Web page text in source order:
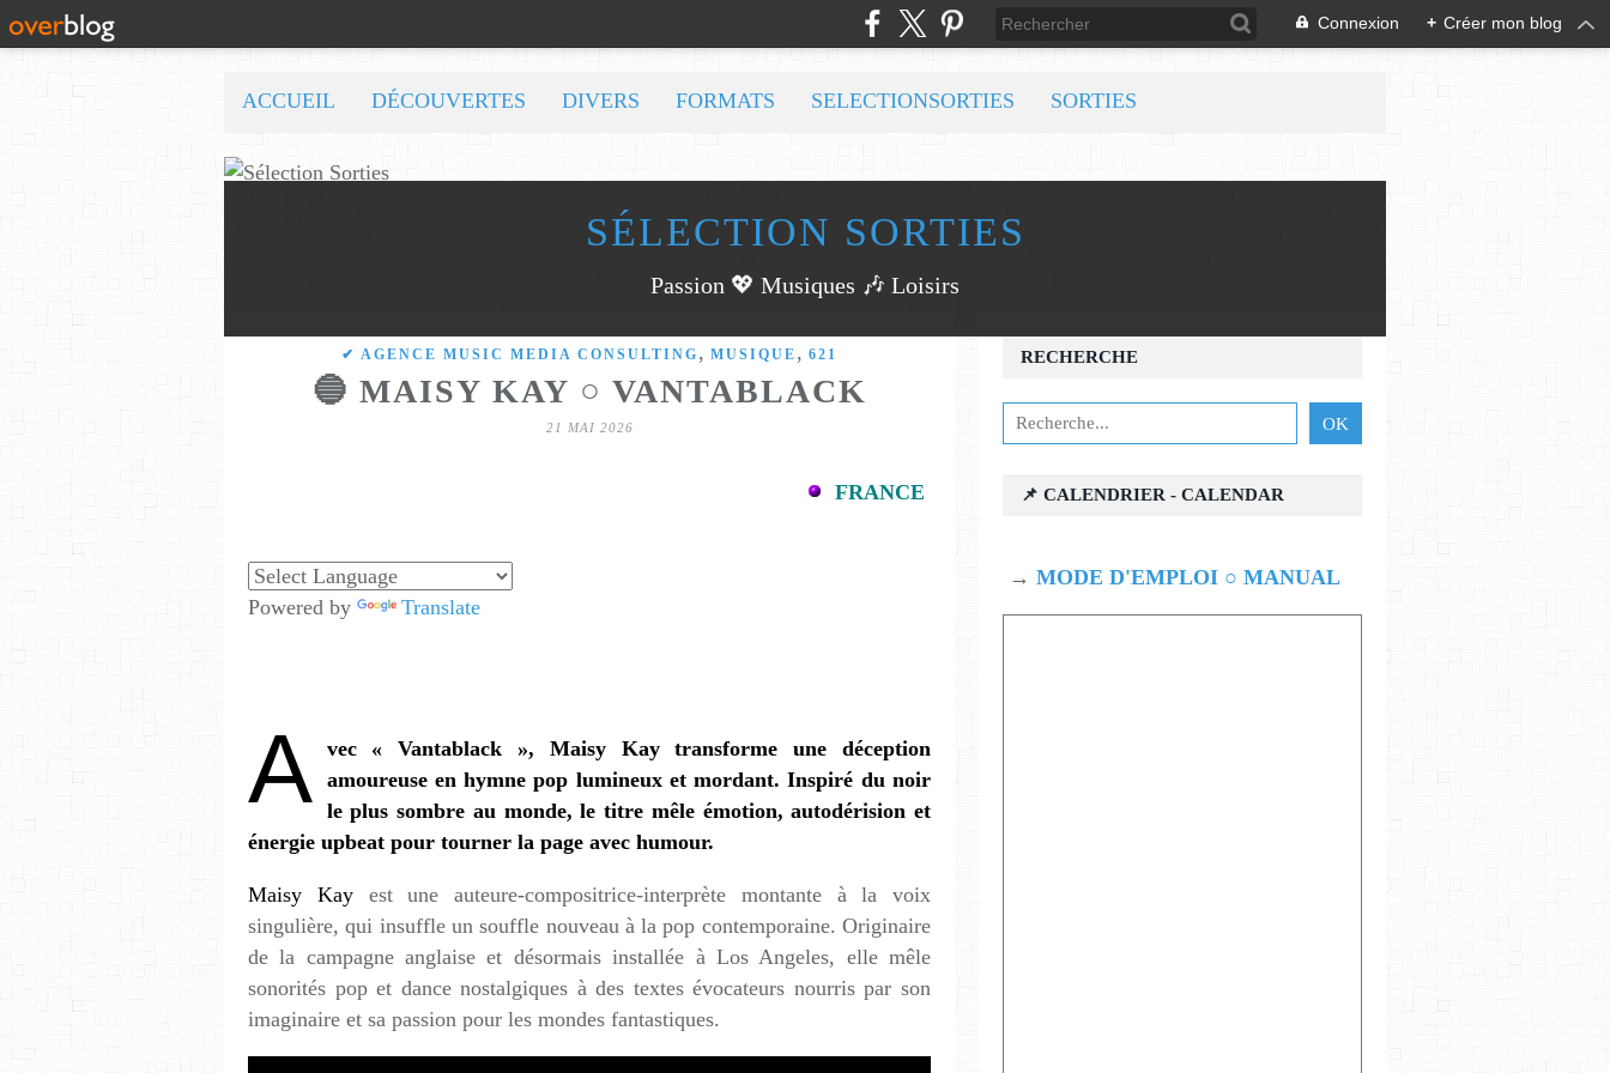
Connexion + Créer mon blog
SÉLECTION SORTIES
Passion 💖 Musiques 🎶 Loisirs
ACCUEIL DÉCOUVERTES DIVERS FORMATS SELECTIONSORTIES SORTIES
✔ AGENCE MUSIC MEDIA CONSULTING , MUSIQUE , 621
🔵 MAISY KAY ○ VANTABLACK
21 MAI 2026
FRANCE
Powered by Translate
A vec « Vantablack », Maisy Kay transforme une déception
amoureuse en hymne pop lumineux et mordant. Inspiré du noir
le plus sombre au monde, le titre mêle émotion, autodérision et
énergie upbeat pour tourner la page avec humour.
Maisy Kay est une auteure-compositrice-interprète montante à la voix
singulière, qui insuffle un souffle nouveau à la pop contemporaine. Originaire
de la campagne anglaise et désormais installée à Los Angeles, elle mêle
sonorités pop et dance nostalgiques à des textes évocateurs nourris par son
imaginaire et sa passion pour les mondes fantastiques.
RECHERCHE
📌 CALENDRIER - CALENDAR
→ MODE D'EMPLOI ○ MANUAL